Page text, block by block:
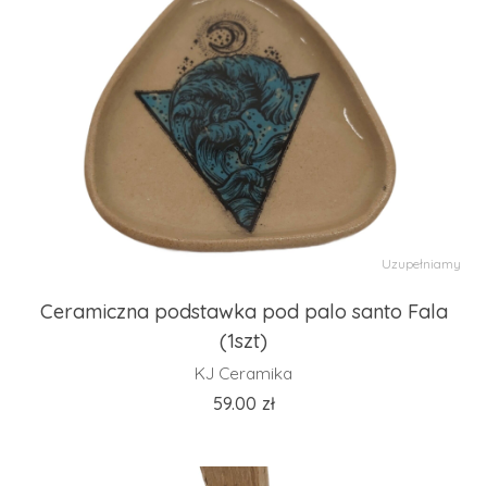
Uzupełniamy
Ceramiczna podstawka pod palo santo Fala
(1szt)
KJ Ceramika
59.00 zł